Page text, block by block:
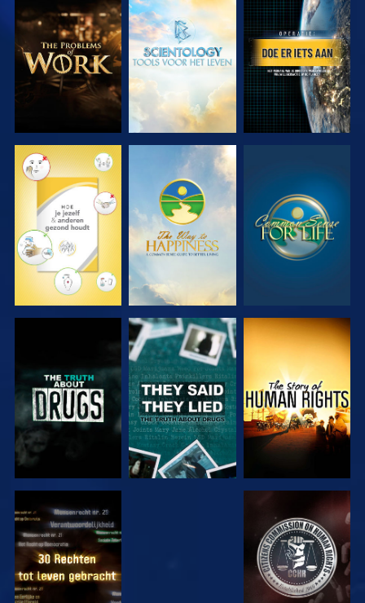
VERKEN DE
SERIE
VERKEN DE
SERIE
KIJK
KIJK KIJK KIJK
KIJK KIJK
KIJK KIJK